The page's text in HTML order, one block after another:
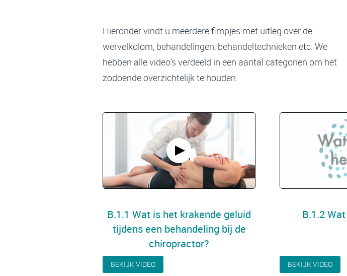
Hieronder vindt u meerdere fimpjes met uitleg over de
wervelkolom, behandelingen, behandeltechnieken etc. We
hebben alle video's verdeeld in een aantal categorien om het
zodoende overzichtelijk te houden.
B.1.1 Wat is het krakende geluid
tijdens een behandeling bij de
chiropractor?
BEKIJK VIDEO
B.1.2
BEKIJK VIDEO